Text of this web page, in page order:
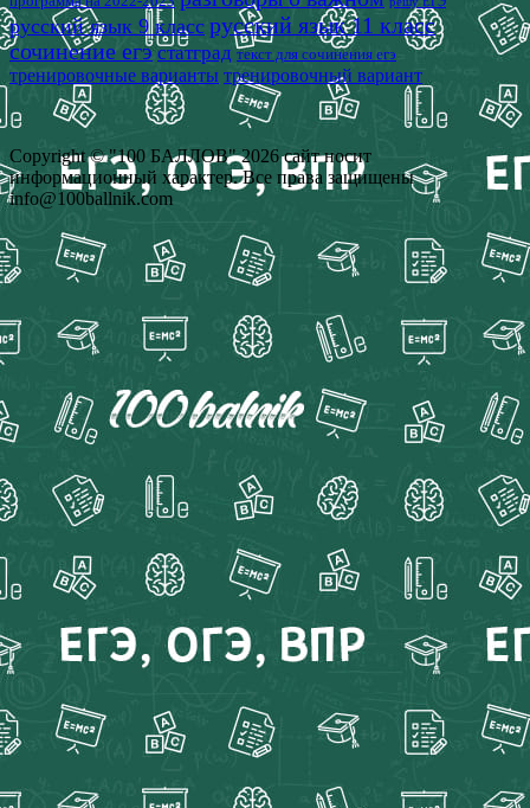
русский язык 9 класс русский язык 11 класс
сочинение егэ статград текст для сочинения егэ
тренировочные варианты тренировочный вариант
Copyright © "100 БАЛЛОВ" 2026 сайт носит
информационный характер. Все права защищены
info@100ballnik.com